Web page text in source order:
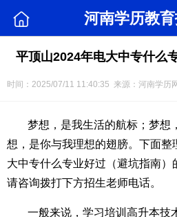
河南学历教育
平顶山2024年电大中专什么
时间：2025/07/11 11:40:35 来源：河南学历
梦想，是我生活的航标；梦想
想，是你与我理想的翅膀。下面
大中专什么专业好过（避坑指南）
请咨询拨打下方招生老师电话。
一般来说，学习培训高升本技